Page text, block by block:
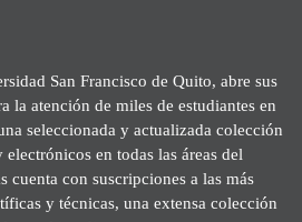
San Francisco de Quito, abre sus
la atención de miles de estudiantes en
seleccionada y actualizada colección
en todas las áreas del
cuenta con suscripciones a las más
y técnicas, una extensa colección